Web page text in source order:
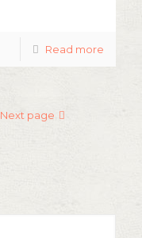
Read more
Next page